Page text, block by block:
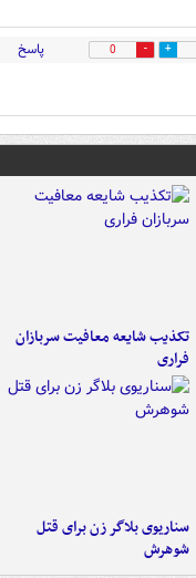
0 پاسخ
تکذیب شایعه معافیت سربازان
فراری
سناریوی بلاگر زن برای قتل
شوهرش